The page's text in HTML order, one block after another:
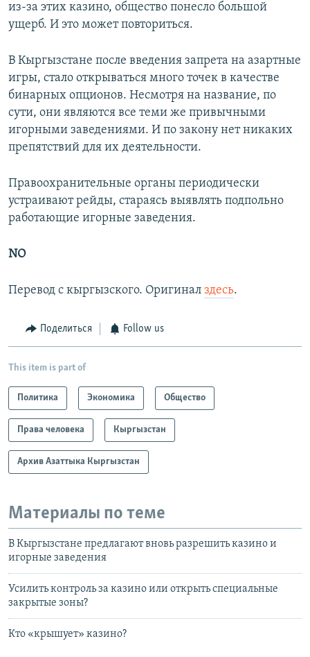
из-за этих казино, общество понесло большой
ущерб. И это может повториться.
В Кыргызстане после введения запрета на азартные
игры, стало открываться много точек в качестве
бинарных опционов. Несмотря на название, по
сути, они являются все теми же привычными
игорными заведениями. И по закону нет никаких
препятствий для их деятельности.
Правоохранительные органы периодически
устраивают рейды, стараясь выявлять подпольно
работающие игорные заведения.
NO
Перевод с кыргызского. Оригинал здесь.
Поделиться Follow us
This item is part of
Политика Экономика Общество
Права человека Кыргызстан
Архив Азаттыка Кыргызстан
Материалы по теме
В Кыргызстане предлагают вновь разрешить казино и
игорные заведения
Усилить контроль за казино или открыть специальные
закрытые зоны?
Кто «крышует» казино?